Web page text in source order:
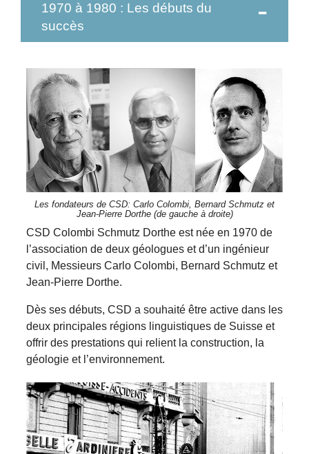
1970 à 1980 : Les débuts du
succès
Les fondateurs de CSD: Carlo Colombi, Bernard Schmutz et
Jean-Pierre Dorthe (de gauche à droite)
CSD Colombi Schmutz Dorthe est née en 1970 de
l’association de deux géologues et d’un ingénieur
civil, Messieurs Carlo Colombi, Bernard Schmutz et
Jean-Pierre Dorthe.
Dès ses débuts, CSD a souhaité être active dans les
deux principales régions linguistiques de Suisse et
offrir des prestations qui relient la construction, la
géologie et l’environnement.